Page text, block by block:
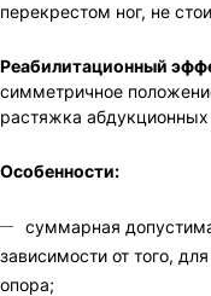
перекрестом ног, не
Реабилитационный
симметричное
растяжка
Особенности:
суммарная
зависимости от того,
опора;